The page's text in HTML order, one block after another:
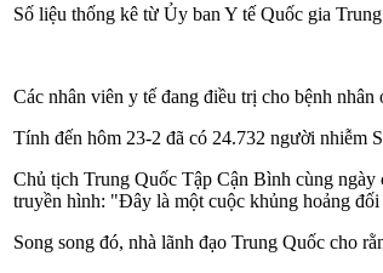
Số liệu thống kê từ Ủy ban Y tế Quốc gia
Các nhân viên y tế đang điều trị cho bệnh
Tính đến hôm 23-2 đã có 24.732 người nhiễm
Chủ tịch Trung Quốc Tập Cận Bình cùng
truyền hình: "Đây là một cuộc khủng hoảng
Song song đó, nhà lãnh đạo Trung Quốc cho